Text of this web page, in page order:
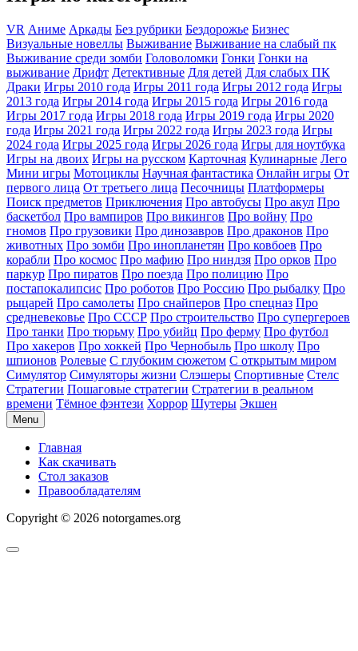
VR Аниме Аркады Без рубрики Бездорожье Бизнес
Визуальные новеллы Выживание Выживание на слабый пк
Выживание среди зомби Головоломки Гонки Гонки на
выживание Дрифт Детективные Для детей Для слабых ПК
Драки Игры 2010 года Игры 2011 года Игры 2012 года Игры
2013 года Игры 2014 года Игры 2015 года Игры 2016 года
Игры 2017 года Игры 2018 года Игры 2019 года Игры 2020
года Игры 2021 года Игры 2022 года Игры 2023 года Игры
2024 года Игры 2025 года Игры 2026 года Игры для ноутбука
Игры на двоих Игры на русском Карточная Кулинарные Лего
Мини игры Мотоциклы Научная фантастика Онлайн игры От
первого лица От третьего лица Песочницы Платформеры
Поиск предметов Приключения Про автобусы Про акул Про
баскетбол Про вампиров Про викингов Про войну Про
гномов Про грузовики Про динозавров Про драконов Про
животных Про зомби Про инопланетян Про ковбоев Про
корабли Про космос Про мафию Про ниндзя Про орков Про
паркур Про пиратов Про поезда Про полицию Про
постапокалипсис Про роботов Про Россию Про рыбалку Про
рыцарей Про самолеты Про снайперов Про спецназ Про
средневековье Про СССР Про строительство Про супергероев
Про танки Про тюрьму Про убийц Про ферму Про футбол
Про хакеров Про хоккей Про Чернобыль Про школу Про
шпионов Ролевые С глубоким сюжетом С открытым миром
Симулятор Симуляторы жизни Слэшеры Спортивные Стелс
Стратегии Пошаговые стратегии Стратегии в реальном
времени Тёмное фэнтези Хоррор Шутеры Экшен
Menu
Главная
Как скачивать
Стол заказов
Правообладателям
Copyright © 2026 notorgames.org
Scroll